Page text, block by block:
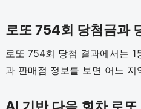
로또 754회 당첨금과
로또 754회 당첨 결과에서는
과 판매점 정보를 보면 어느